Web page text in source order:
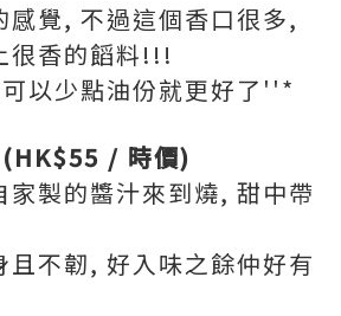
感覺, 不過這個香口很多,
很香的饀料!!!
以少點油份就更好了''*
/ 時價)
家製的醬汁來到燒, 甜中帶
且不韌, 好入味之餘仲好有